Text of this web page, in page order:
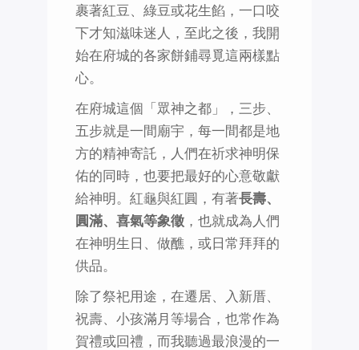
裹著紅豆、綠豆或花生餡，一口咬
下才知滋味迷人，至此之後，我開
始在府城的各家餅鋪尋覓這兩樣點
心。
在府城這個「眾神之都」，三步、
五步就是一間廟宇，每一間都是地
方的精神寄託，人們在祈求神明保
佑的同時，也要把最好的心意敬獻
給神明。紅龜與紅圓，有著長壽、
圓滿、喜氣等象徵 ，也就成為人們
在神明生日、做醮，或日常拜拜的
供品。
除了祭祀用途，在遷居、入新厝、
祝壽、小孩滿月等場合，也常作為
賀禮或回禮，而我聽過最浪漫的一